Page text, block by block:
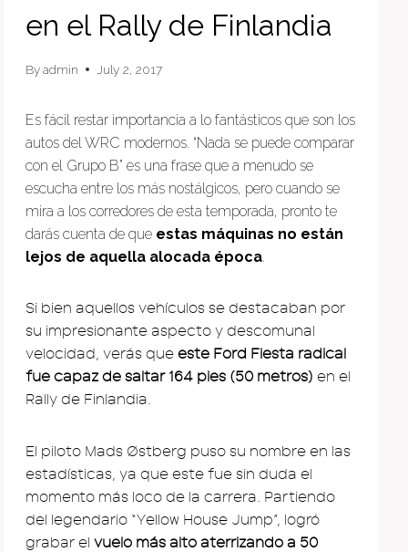
en el Rally de Finlandia
Byadmin July 2, 2017
Es fácil restar importancia a lo fantásticos que son los
autos del WRC modernos. “Nada se puede comparar
con el Grupo B” es una frase que a menudo se
escucha entre los más nostálgicos, pero cuando se
mira a los corredores de esta temporada, pronto te
darás cuenta de que estas máquinas no están
lejos de aquella alocada época.
Si bien aquellos vehículos se destacaban por
su impresionante aspecto y descomunal
velocidad, verás que este Ford Fiesta radical
fue capaz de saltar 164 pies (50 metros) en el
Rally de Finlandia.
El piloto Mads Østberg puso su nombre en las
estadísticas, ya que este fue sin duda el
momento más loco de la carrera. Partiendo
del legendario “Yellow House Jump”, logró
grabar el vuelo más alto aterrizando a 50